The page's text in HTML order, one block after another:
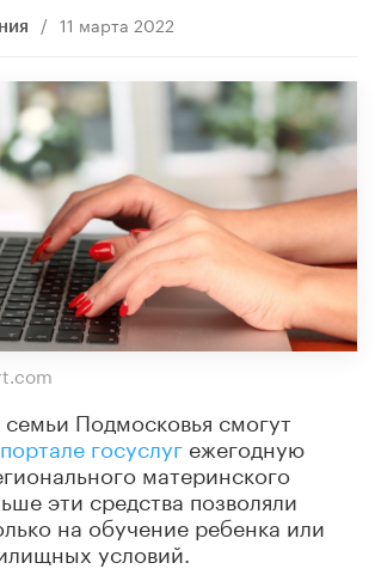
/ 11 марта 2022
Подмосковья смогут
портале госуслуг ежегодную
материнского
эти средства позволяли
на обучение ребенка или
условий.